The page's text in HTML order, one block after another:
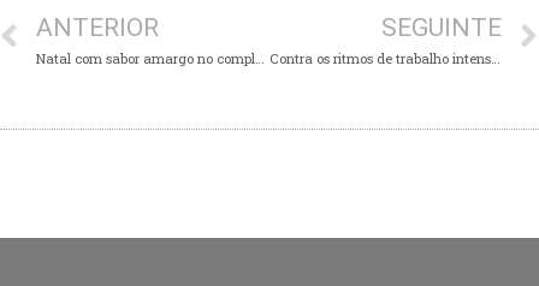
ANTERIOR SEGUINTE
Contra os ritmos de trabalho intensivos